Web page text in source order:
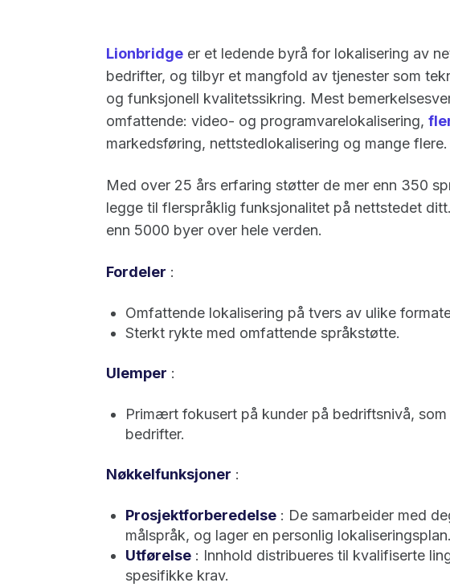
Lionbridge er et ledende byrå for lokalisering av
bedrifter, og tilbyr et mangfold av tjenester som
og funksjonell kvalitetssikring. Mest
omfattende: video- og programvarelokalisering,
markedsføring, nettstedlokalisering og mange flere.
Med over 25 års erfaring støtter de mer enn 350
legge til flerspråklig funksjonalitet på nettstedet
enn 5000 byer over hele verden.
Fordeler :
Omfattende lokalisering på tvers av ulike
Sterkt rykte med omfattende språkstøtte.
Ulemper :
Primært fokusert på kunder på bedriftsnivå,
bedrifter.
Nøkkelfunksjoner :
Prosjektforberedelse : De samarbeider med
målspråk, og lager en personlig lokaliseringsplan.
Utførelse : Innhold distribueres til kvalifiserte
spesifikke krav.